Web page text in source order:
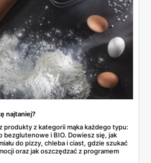
najtaniej?
produkty z kategorii mąka każdego typu:
bezglutenowe i BIO. Dowiesz się, jak
do pizzy, chleba i ciast, gdzie szukać
oraz jak oszczędzać z programem